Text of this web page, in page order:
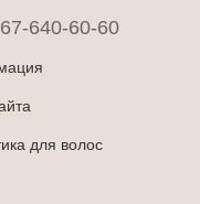
640-60-60
для волос